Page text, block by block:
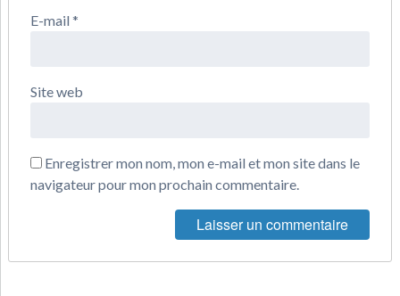
E-mail *
Site web
Enregistrer mon nom, mon e-mail et mon site dans le
navigateur pour mon prochain commentaire.